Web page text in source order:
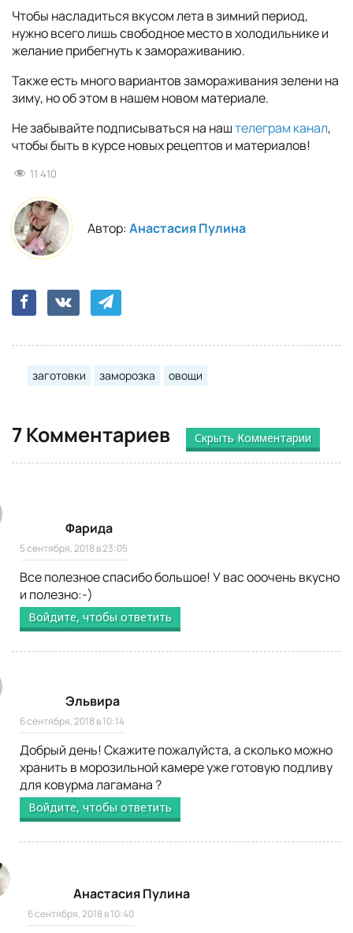
Чтобы насладиться вкусом лета в зимний период,
нужно всего лишь свободное место в холодильнике и
желание прибегнуть к замораживанию.
Также есть много вариантов замораживания зелени на
зиму, но об этом в нашем новом материале.
Не забывайте подписываться на наштелеграм канал,
чтобы быть в курсе новых рецептов и материалов!
11 410
Автор:Анастасия Пулина
заготовки заморозка овощи
7 Комментариев Скрыть Комментарии
Фарида
5 сентября, 2018 в 23:05
Все полезное спасибо большое! У вас ооочень вкусно
и полезно:-)
Войдите, чтобы ответить
Эльвира
6 сентября, 2018 в 10:14
Добрый день! Скажите пожалуйста, а сколько можно
хранить в морозильной камере уже готовую подливу
для ковурма лагамана ?
Войдите, чтобы ответить
Анастасия Пулина
6 сентября, 2018 в 10:40